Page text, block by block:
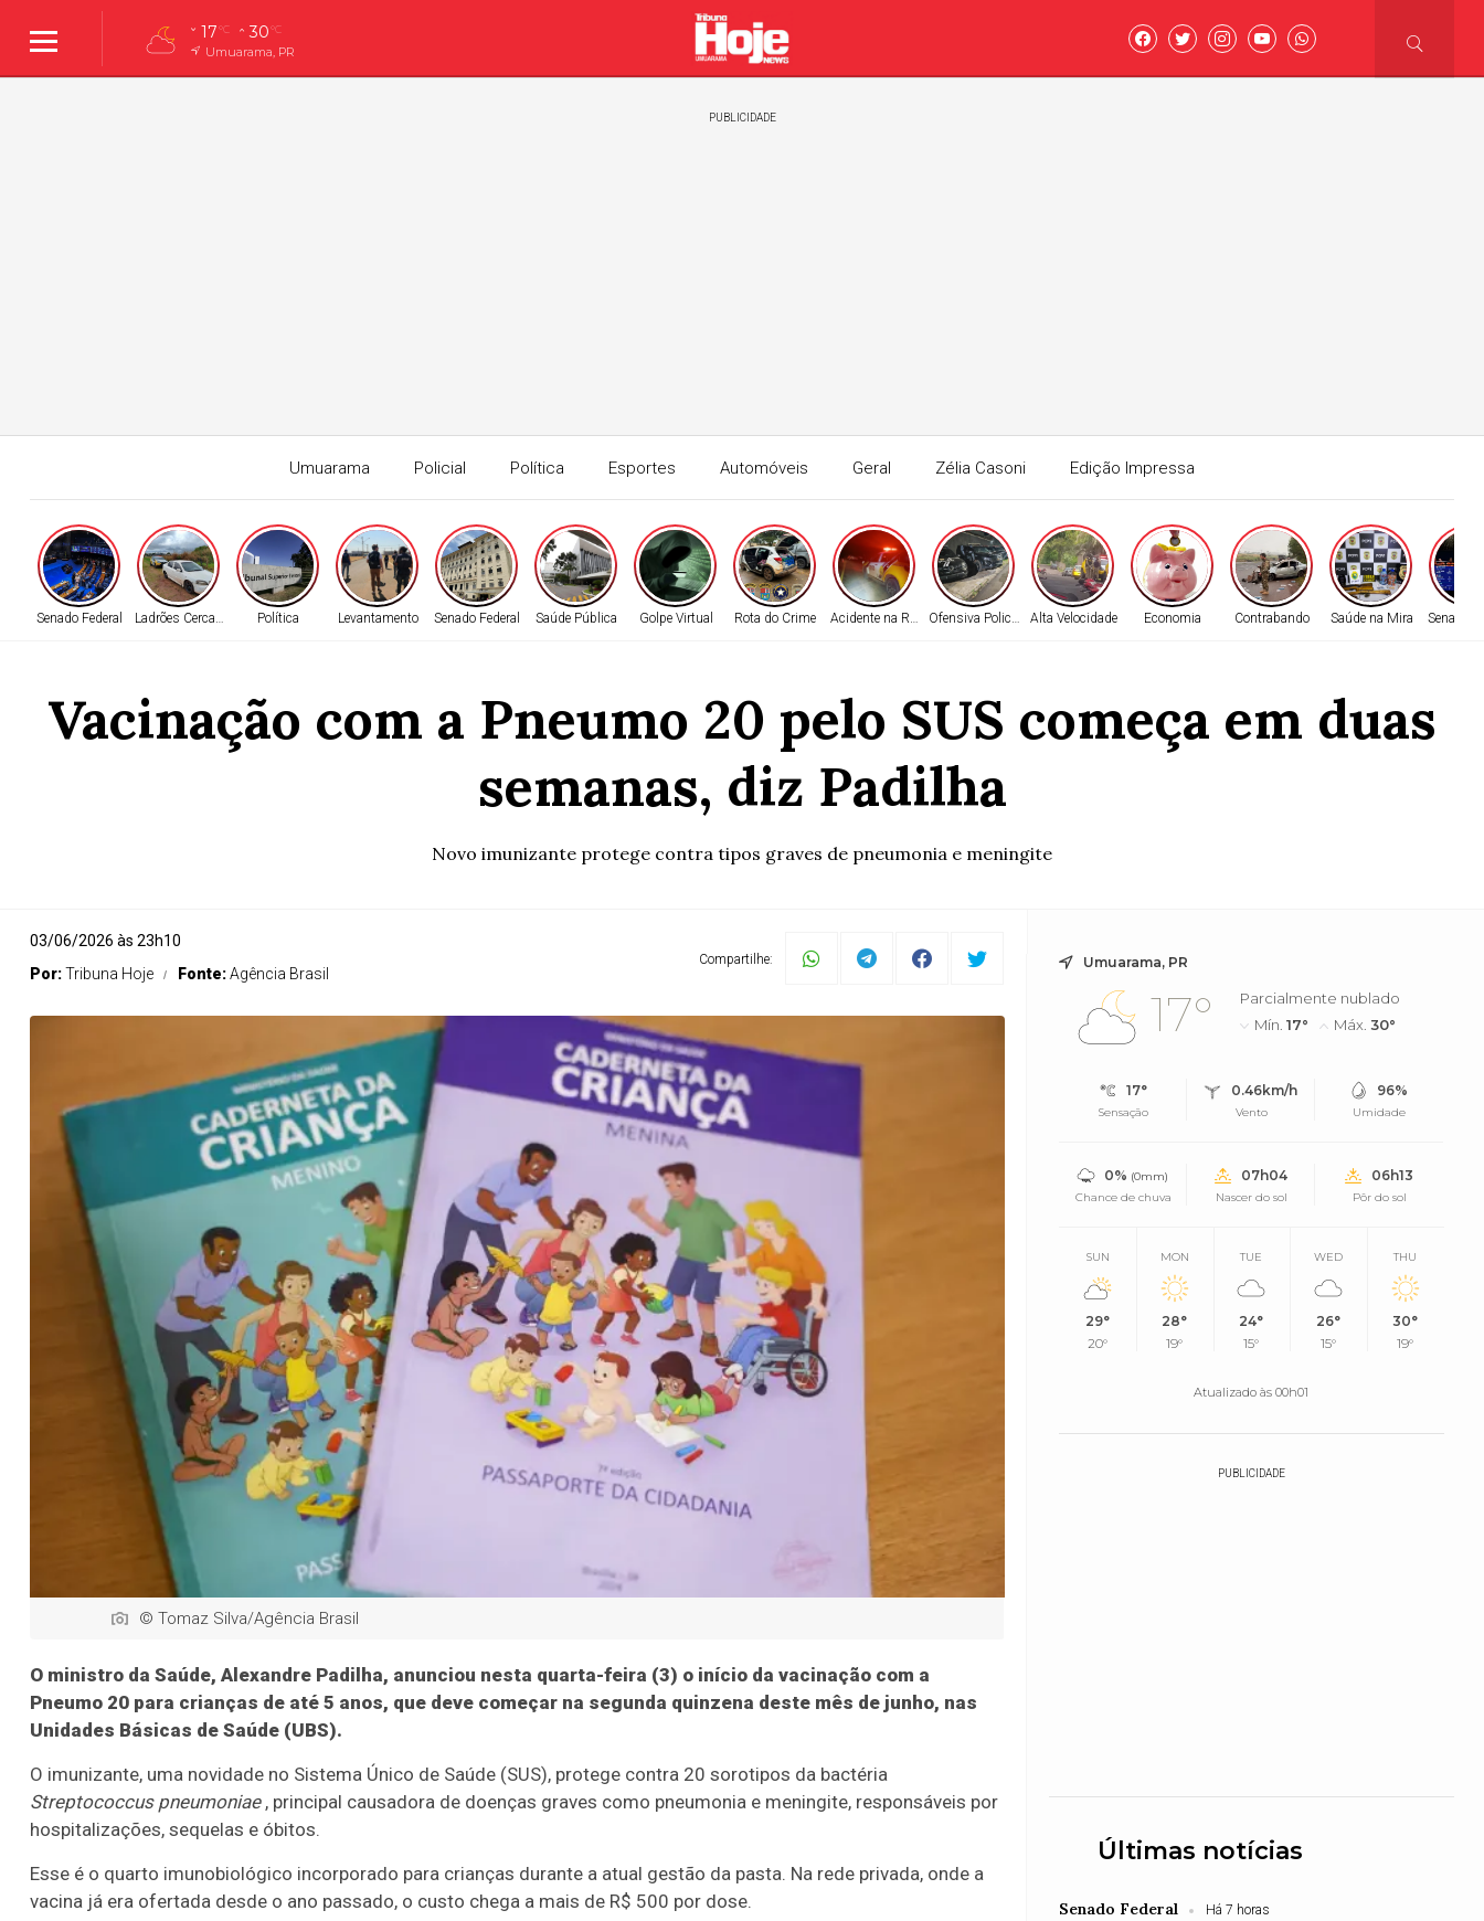
17°C 30°C
Umuarama, PR
PUBLICIDADE
Umuarama Policial Política Esportes Automóveis Geral Zélia Casoni Edição Impressa
Senado Federal Ladrões Cercados Política Levantamento Senado Federal Saúde Pública Golpe Virtual Rota do Crime Acidente na RodoviaOfensiva Policial Alta Velocidade Economia Contrabando Saúde na Mira Senado
Vacinação com a Pneumo 20 pelo SUS começa em duas
semanas, diz Padilha
Novo imunizante protege contra tipos graves de pneumonia e meningite
03/06/2026 às 23h10
Por:Tribuna Hoje Fonte:Agência Brasil
Compartilhe:
© Tomaz Silva/Agência Brasil
O ministro da Saúde, Alexandre Padilha, anunciou nesta quarta-feira (3) o início da vacinação com a
Pneumo 20 para crianças de até 5 anos, que deve começar na segunda quinzena deste mês de junho, nas
Unidades Básicas de Saúde (UBS).
O imunizante, uma novidade no Sistema Único de Saúde (SUS), protege contra 20 sorotipos da bactéria
Streptococcus pneumoniae, principal causadora de doenças graves como pneumonia e meningite, responsáveis por
hospitalizações, sequelas e óbitos.
Esse é o quarto imunobiológico incorporado para crianças durante a atual gestão da pasta. Na rede privada, onde a
vacina já era ofertada desde o ano passado, o custo chega a mais de R$ 500 por dose.
Umuarama, PR
17°
Parcialmente nublado
Mín.17° Máx.30°
17°
Sensação
0.46km/h
Vento
96%
Umidade
0% (0mm)
Chance de chuva
07h04
Nascer do sol
06h13
Pôr do sol
SUN
29°
20°
MON
28°
19°
TUE
24°
15°
WED
26°
15°
THU
30°
19°
Atualizado às 00h01
PUBLICIDADE
Últimas notícias
Senado Federal Há 7 horas